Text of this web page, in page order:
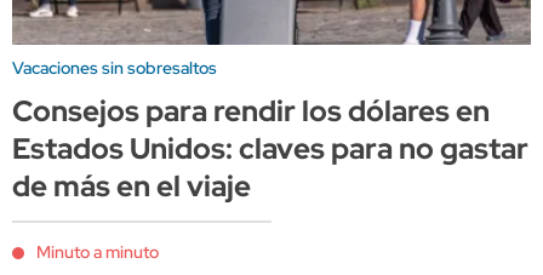
Vacaciones sin sobresaltos
Consejos para rendir los dólares en
Estados Unidos: claves para no gastar
de más en el viaje
Minuto a minuto